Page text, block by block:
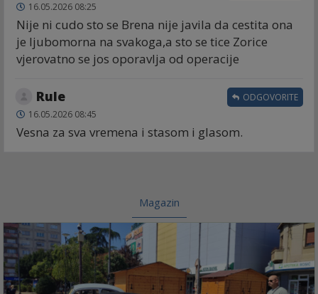
16.05.2026 08:25
Nije ni cudo sto se Brena nije javila da cestita ona
je ljubomorna na svakoga,a sto se tice Zorice
vjerovatno se jos oporavlja od operacije
Rule
16.05.2026 08:45
Vesna za sva vremena i stasom i glasom.
ODGOVORITE
Magazin